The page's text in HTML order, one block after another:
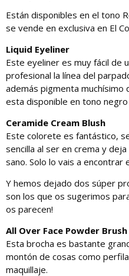
Están disponibles en el tono
se vende en exclusiva en El
Liquid Eyeliner
Este eyeliner es muy fácil de
profesional la línea del
además pigmenta muchísimo
esta disponible en tono
Ceramide Cream Blush
Este colorete es fantástico,
sencilla al ser en crema y
sano. Solo lo vais a encontrar
Y hemos dejado dos súper
son los que os sugerimos
os parecen!
All Over Face Powder Brush
Esta brocha es bastante
montón de cosas como
maquillaje.